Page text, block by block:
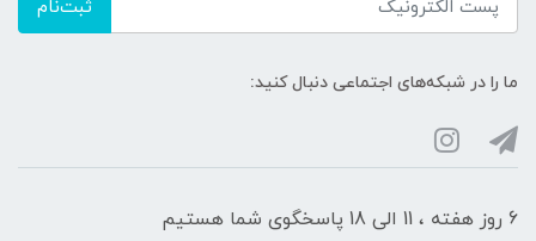
ثبت‌نام
ما را در شبکه‌های اجتماعی دنبال کنید:
6 روز هفته ، 11 الی 18 پاسخگوی شما هستیم